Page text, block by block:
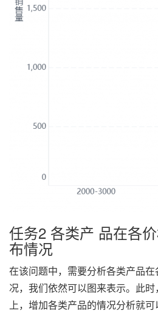
任务2 各类产 品在各
布情况
在该问题中，需要分析各类产品
况，我们依然可以图来表示。此
上，增加各类产品的情况分析就可